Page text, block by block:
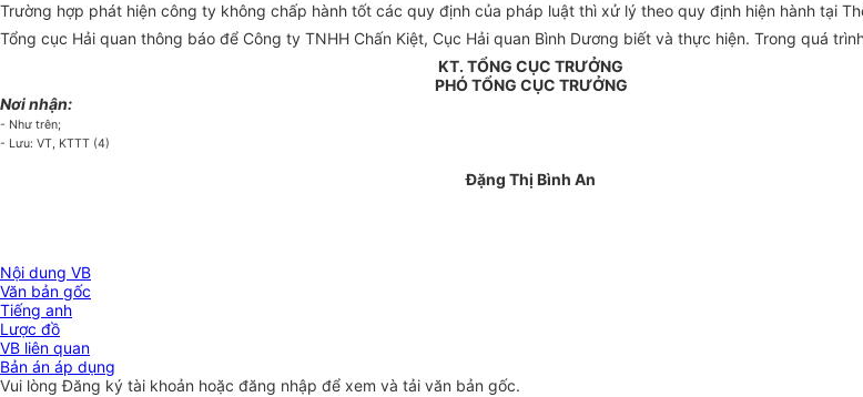
Trường hợp phát hiện công ty không chấp hành tốt các quy định của pháp luật thì xử lý theo quy định hiện hành tại
Tổng cục Hải quan thông báo để Công ty TNHH Chấn Kiệt, Cục Hải quan Bình Dương biết và thực hiện. Trong quá
Nơi nhận:
- Như trên;
- Lưu: VT, KTTT (4)
KT. TỔNG CỤC TRƯỞNG
PHÓ TỔNG CỤC TRƯỞNG
Đặng Thị Bình An
Nội dung VB
Văn bản gốc
Tiếng anh
Lược đồ
VB liên quan
Bản án áp dụng
Vui lòngĐăng ký tài khoản hoặc đăng nhập để xem và tải văn bản gốc.